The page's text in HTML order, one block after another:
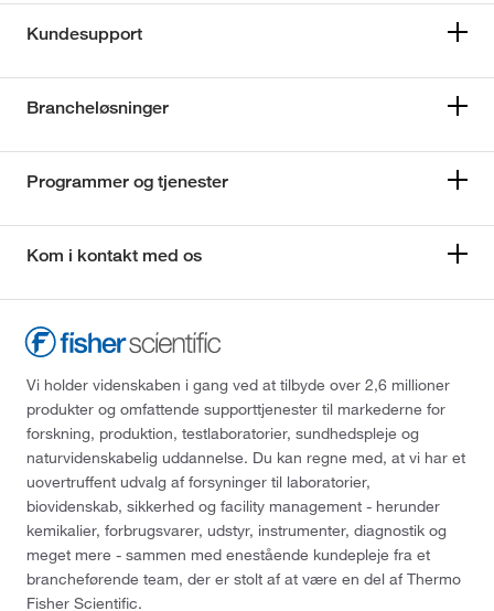
Kundesupport
Brancheløsninger
Programmer og tjenester
Kom i kontakt med os
Vi holder videnskaben i gang ved at tilbyde over 2,6 millioner
produkter og omfattende supporttjenester til markederne for
forskning, produktion, testlaboratorier, sundhedspleje og
naturvidenskabelig uddannelse. Du kan regne med, at vi har et
uovertruffent udvalg af forsyninger til laboratorier,
biovidenskab, sikkerhed og facility management - herunder
kemikalier, forbrugsvarer, udstyr, instrumenter, diagnostik og
meget mere - sammen med enestående kundepleje fra et
brancheførende team, der er stolt af at være en del af Thermo
Fisher Scientific.